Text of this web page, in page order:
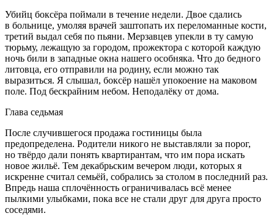
Убийц боксёра поймали в течение недели. Двое сдались
в больнице, умоляя врачей заштопать их переломанные кости,
третий выдал себя по пьяни. Мерзавцев упекли в ту самую
тюрьму, лежащую за городом, прожектора с которой каждую
ночь били в западные окна нашего особняка. Что до бедного
литовца, его отправили на родину, если можно так
выразиться. Я слышал, боксёр нашёл упокоение на маковом
поле. Под бескрайним небом. Неподалёку от дома.
Глава седьмая
После случившегося продажа гостиницы была
предопределена. Родители никого не выставляли за порог,
но твёрдо дали понять квартирантам, что им пора искать
новое жильё. Тем декабрьским вечером люди, которых я
искренне считал семьёй, собрались за столом в последний раз.
Впредь наша сплочённость ограничивалась всё менее
пылкими улыбками, пока все не стали друг для друга просто
соседями.